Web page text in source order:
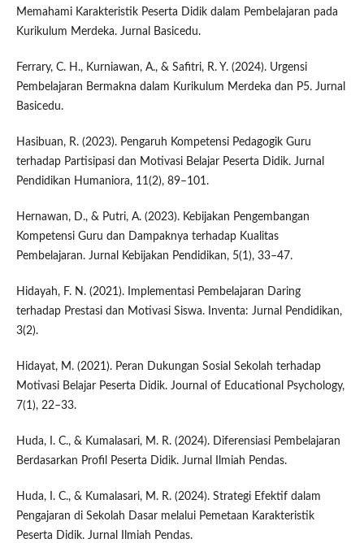
Memahami Karakteristik Peserta Didik dalam Pembelajaran pada
Kurikulum Merdeka. Jurnal Basicedu.
Ferrary, C. H., Kurniawan, A., & Safitri, R. Y. (2024). Urgensi
Pembelajaran Bermakna dalam Kurikulum Merdeka dan P5. Jurnal
Basicedu.
Hasibuan, R. (2023). Pengaruh Kompetensi Pedagogik Guru
terhadap Partisipasi dan Motivasi Belajar Peserta Didik. Jurnal
Pendidikan Humaniora, 11(2), 89–101.
Hernawan, D., & Putri, A. (2023). Kebijakan Pengembangan
Kompetensi Guru dan Dampaknya terhadap Kualitas
Pembelajaran. Jurnal Kebijakan Pendidikan, 5(1), 33–47.
Hidayah, F. N. (2021). Implementasi Pembelajaran Daring
terhadap Prestasi dan Motivasi Siswa. Inventa: Jurnal Pendidikan,
3(2).
Hidayat, M. (2021). Peran Dukungan Sosial Sekolah terhadap
Motivasi Belajar Peserta Didik. Journal of Educational Psychology,
7(1), 22–33.
Huda, I. C., & Kumalasari, M. R. (2024). Diferensiasi Pembelajaran
Berdasarkan Profil Peserta Didik. Jurnal Ilmiah Pendas.
Huda, I. C., & Kumalasari, M. R. (2024). Strategi Efektif dalam
Pengajaran di Sekolah Dasar melalui Pemetaan Karakteristik
Peserta Didik. Jurnal Ilmiah Pendas.